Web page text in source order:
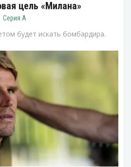
цель «Милана»
Серия А
будет искать бомбардира.